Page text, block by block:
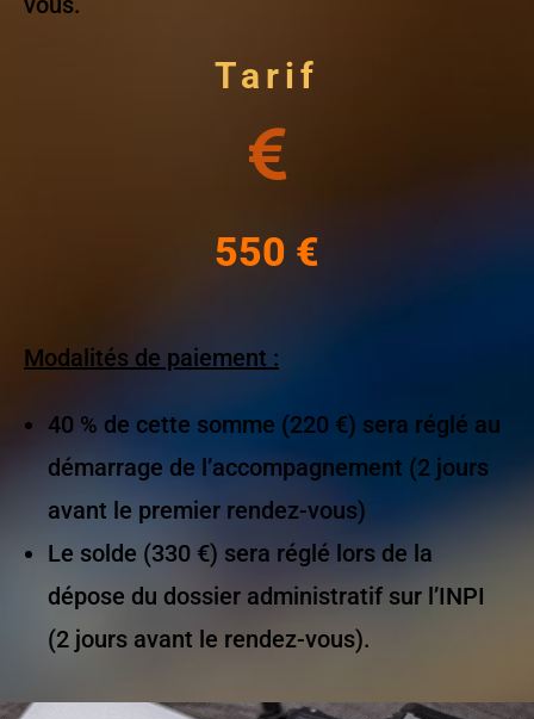
Tarif
550 €
Modalités de paiement :
40 % de cette somme (220 €) sera réglé au
démarrage de l’accompagnement (2 jours
avant le premier rendez-vous)
Le solde (330 €) sera réglé lors de la
dépose du dossier administratif sur l’INPI
(2 jours avant le rendez-vous).